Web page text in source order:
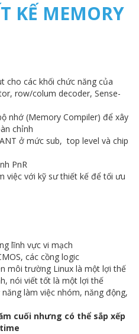
KẾ MEMORY
cho các khối chức năng của
row/colum decoder, Sense-
nhớ (Memory Compiler) để xây
chỉnh
ở mức sub, top level và chip
PnR
việc với kỹ sư thiết kế để tối ưu
lĩnh vực vi mạch
các cồng logic
môi trường Linux là một lợi thế
nói viết tốt là một lợi thế
làm việc nhóm, năng động,
cuối nhưng có thể sắp xếp